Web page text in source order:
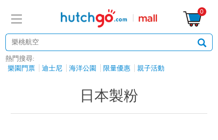
0
熱門搜尋:
樂園門票
迪士尼 海洋公園 限量優惠 親子活動
日本製粉